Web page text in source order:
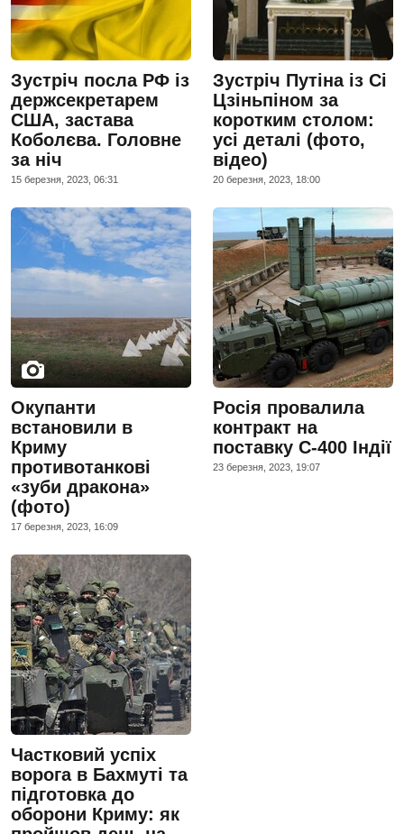
Зустріч посла РФ із
держсекретарем
США, застава
Коболєва. Головне
за ніч
15 березня, 2023, 06:31
Зустріч Путіна із Сі
Цзіньпіном за
коротким столом:
усі деталі (фото,
відео)
20 березня, 2023, 18:00
Окупанти
встановили в
Криму
противотанкові
«зуби дракона»
(фото)
17 березня, 2023, 16:09
Росія провалила
контракт на
поставку С-400 Індії
23 березня, 2023, 19:07
Частковий успіх
ворога в Бахмуті та
підготовка до
оборони Криму: як